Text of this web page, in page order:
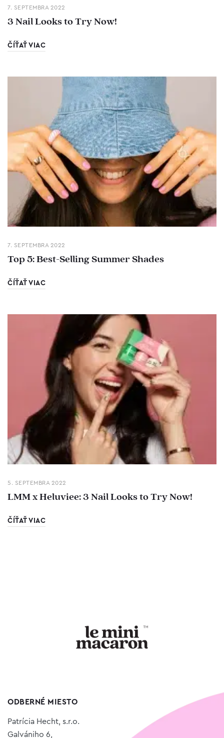
7. SEPTEMBRA 2022
3 Nail Looks to Try Now!
ČÍŤAŤ VIAC
7. SEPTEMBRA 2022
Top 5: Best-Selling Summer Shades
ČÍŤAŤ VIAC
5. SEPTEMBRA 2022
LMM x Heluviee: 3 Nail Looks to Try Now!
ČÍŤAŤ VIAC
ODBERNÉ MIESTO
Patrícia Hecht, s.r.o.
Galvániho 6,